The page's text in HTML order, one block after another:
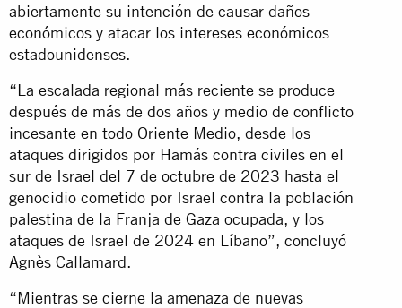
abiertamente su intención de causar daños
económicos y atacar los intereses económicos
estadounidenses.
“La escalada regional más reciente se produce
después de más de dos años y medio de conflicto
incesante en todo Oriente Medio, desde los
ataques dirigidos por Hamás contra civiles en el
sur de Israel del 7 de octubre de 2023 hasta el
genocidio cometido por Israel contra la población
palestina de la Franja de Gaza ocupada, y los
ataques de Israel de 2024 en Líbano”, concluyó
Agnès Callamard.
“Mientras se cierne la amenaza de nuevas